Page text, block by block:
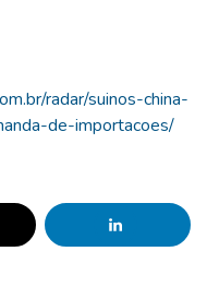
radar/suinos-china-
de-importacoes/